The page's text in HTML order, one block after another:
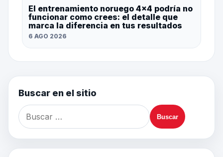
El entrenamiento noruego 4×4 podría no
funcionar como crees: el detalle que
marca la diferencia en tus resultados
6 AGO 2026
Buscar en el sitio